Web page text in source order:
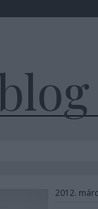
2012.